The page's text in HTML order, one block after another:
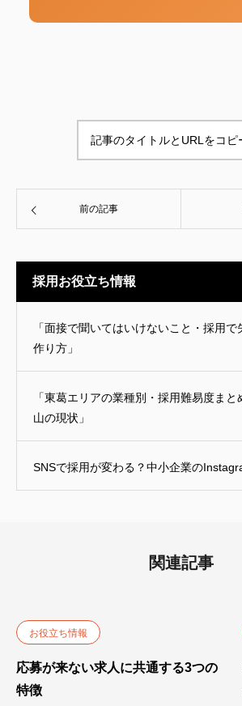
記事のタイトルとURLをコピ
前の記事
採用お役立ち情報
「面接で聞いてはいけないこと・採用
作り方」
「東葛エリアの業種別・採用難易度ま
山の現状」
SNSで採用が変わる？中小企業の
関連記事
お役立ち情報
応募が来ない求人に共通する3つの
特徴